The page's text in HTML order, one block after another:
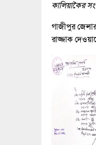
কালিয়াকৈর
গাজীপুর
রাজ্জাক